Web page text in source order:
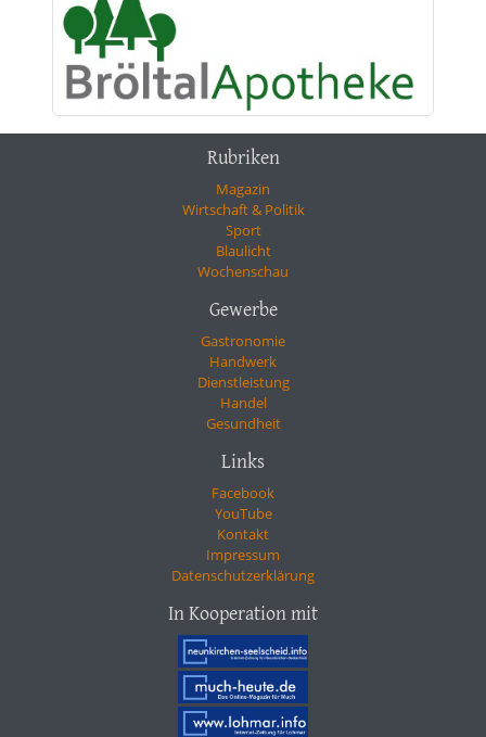
Rubriken
Magazin
Wirtschaft & Politik
Sport
Blaulicht
Wochenschau
Gewerbe
Gastronomie
Handwerk
Dienstleistung
Handel
Gesundheit
Links
Facebook
YouTube
Kontakt
Impressum
Datenschutzerklärung
In Kooperation mit